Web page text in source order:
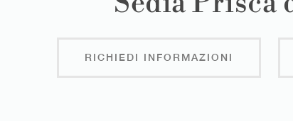
RICHIEDI INFORMAZIONI